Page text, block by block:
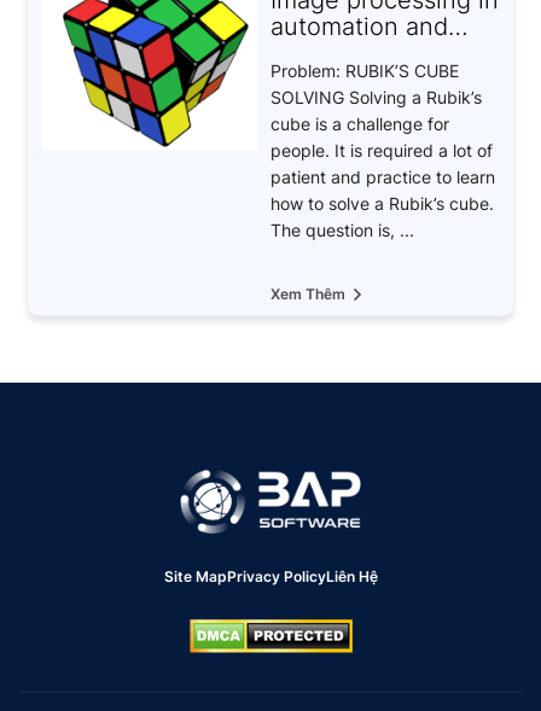
automation and
Problem: RUBIK’S CUBE
SOLVING Solving a Rubik’s
cube is a challenge for
people. It is required a lot of
patient and practice to learn
how to solve a Rubik’s cube.
The question is, ...
Xem Thêm
Site MapPrivacy PolicyLiên Hệ